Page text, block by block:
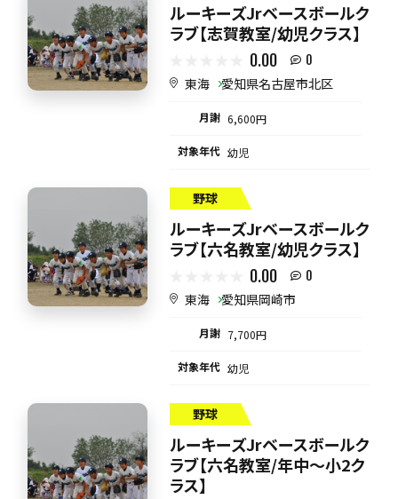
ルーキーズJrベースボールク
ラブ【志賀教室/幼児クラス】
0.00 0
東海 愛知県名古屋市北区
月謝 6,600円
対象年代 幼児
野球
ルーキーズJrベースボールク
ラブ【六名教室/幼児クラス】
0.00 0
東海 愛知県岡崎市
月謝 7,700円
対象年代 幼児
野球
ルーキーズJrベースボールク
ラブ【六名教室/年中～小2ク
ラス】